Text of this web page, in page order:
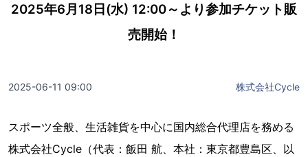
2025年6月18日(水) 12:00～より参加チケット販
売開始！
2025-06-11 09:00 株式会社Cycle
スポーツ全般、生活雑貨を中心に国内総合代理店を務める
株式会社Cycle（代表：飯田 航、本社：東京都豊島区、以